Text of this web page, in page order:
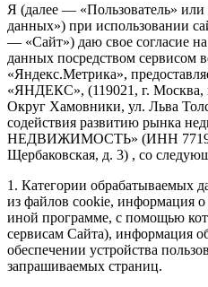
Я (далее — «Пользователь»
данных») при использовании
— «Сайт») даю свое согласие
данных посредством сервисом
«Яндекс.Метрика»,
«ЯНДЕКС», (119021, г. Москва,
Округ Хамовники, ул. Льва
содействия развитию рынка
НЕДВИЖИМОСТЬ» (ИНН
Щербаковская, д. 3) , со
1. Категории обрабатываемых
из файлов cookie, информация о
иной программе, с помощью
сервисам Сайта), информация
обеспечении устройства
запрашиваемых страниц.